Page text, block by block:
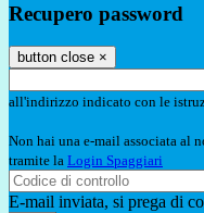
Recupero password
button close ×
all'indirizzo indicato con le
Non hai una e-mail associata al
tramite la Login Spaggiari
E-mail inviata, si prega di